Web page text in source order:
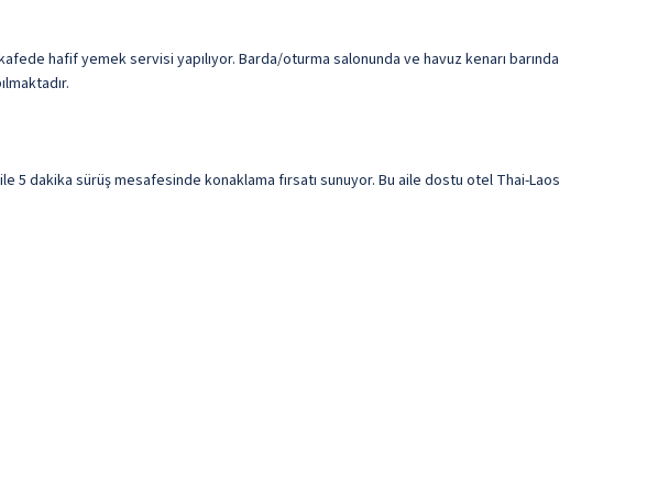
hafif yemek servisi yapılıyor. Barda/oturma salonunda ve havuz kenarı barında
5 dakika sürüş mesafesinde konaklama fırsatı sunuyor. Bu aile dostu otel Thai-Laos